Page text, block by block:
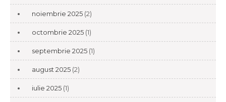
noiembrie 2025 (2)
octombrie 2025 (1)
septembrie 2025 (1)
august 2025 (2)
iulie 2025 (1)